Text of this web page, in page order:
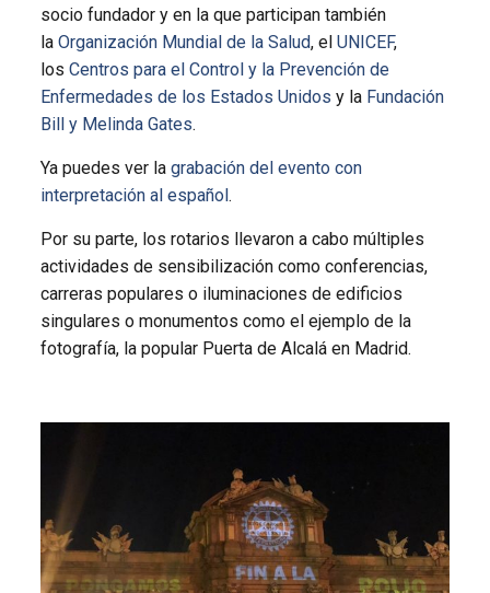
socio fundador y en la que participan también
la Organización Mundial de la Salud, el UNICEF,
los Centros para el Control y la Prevención de
Enfermedades de los Estados Unidos y la Fundación
Bill y Melinda Gates.
Ya puedes ver la grabación del evento con
interpretación al español .
Por su parte, los rotarios llevaron a cabo múltiples
actividades de sensibilización como conferencias,
carreras populares o iluminaciones de edificios
singulares o monumentos como el ejemplo de la
fotografía, la popular Puerta de Alcalá en Madrid.